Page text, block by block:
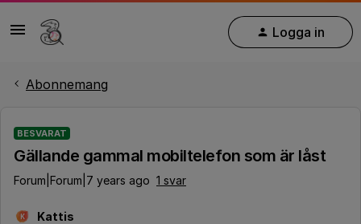
Logga in
Abonnemang
BESVARAT
Gällande gammal mobiltelefon som är låst
Forum|Forum|7 years ago 1 svar
K Kattis